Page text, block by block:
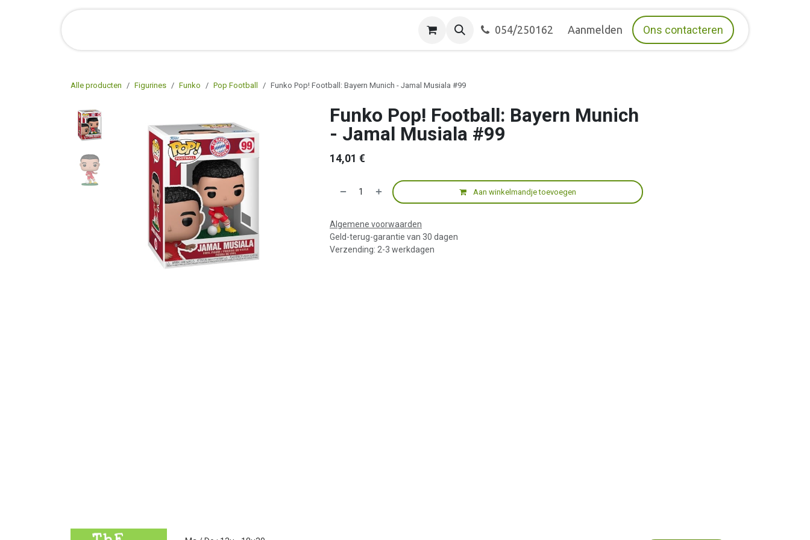
054/250162 Aanmelden Ons contacteren
Alle producten Figurines Funko Pop Football Funko Pop! Football: Bayern Munich - Jamal Musiala #99
Funko Pop! Football: Bayern Munich
- Jamal Musiala #99
14,01 €
Aan winkelmandje toevoegen
Algemene voorwaarden
Geld-terug-garantie van 30 dagen
Verzending: 2-3 werkdagen